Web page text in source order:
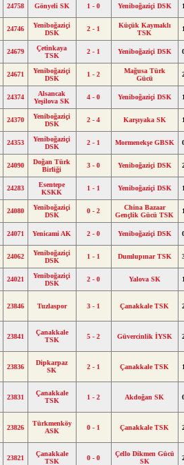
24758 Gönyeli SK 1 - 0 Yeniboğaziçi DSK
24746
Yeniboğaziçi
DSK
2 - 1
Küçük Kaymaklı
TSK
24679
Çetinkaya
TSK
2 - 1 Yeniboğaziçi DSK
24671
Yeniboğaziçi
DSK
1 - 2
Mağusa Türk
Gücü
24374
Alsancak
Yeşilova SK
4 - 0 Yeniboğaziçi DSK
24370
Yeniboğaziçi
DSK
2 - 4 Karşıyaka SK
24353
Yeniboğaziçi
DSK
2 - 1 Mormenekşe GBSK
24090
Doğan Türk
Birliği
3 - 0 Yeniboğaziçi DSK
24283
Esentepe
KSKK
1 - 1 Yeniboğaziçi DSK
24080
Yeniboğaziçi
DSK
0 - 2
China Bazaar
Gençlik Gücü TSK
24071 Yenicami AK 2 - 0 Yeniboğaziçi DSK
24062
Yeniboğaziçi
DSK
1 - 1 Dumlupınar TSK
24021
Yeniboğaziçi
DSK
2 - 0 Yalova SK
23846 Tuzlaspor 3 - 1 Çanakkale TSK
23841
Çanakkale
TSK
5 - 2 Güvercinlik İYSK
23836
Dipkarpaz
SK
2 - 1 Çanakkale TSK
23831
Çanakkale
TSK
1 - 2 Akdoğan SK
23826
Türkmenköy
ASK
0 - 1 Çanakkale TSK
23821
Çanakkale
TSK
0 - 0
Çello Dikmen Gücü
SK